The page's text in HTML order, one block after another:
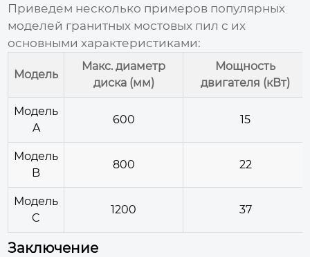
Приведем несколько примеров популярных
моделей гранитных мостовых пил с их
основными характеристиками:
Модель
Макс. диаметр
диска (мм)
Мощность
двигателя (кВт)
Модель
A
600 15
Модель
B
800 22
Модель
C
1200 37
Заключение